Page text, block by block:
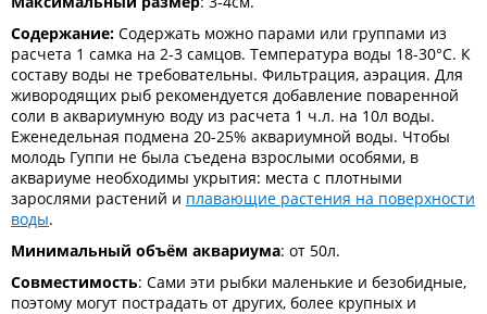
Содержание: Содержать можно парами или группами из
расчета 1 самка на 2-3 самцов. Температура воды 18-30°С. К
составу воды не требовательны. Фильтрация, аэрация. Для
живородящих рыб рекомендуется добавление поваренной
соли в аквариумную воду из расчета 1 ч.л. на 10л воды.
Еженедельная подмена 20-25% аквариумной воды. Чтобы
молодь Гуппи не была съедена взрослыми особями, в
аквариуме необходимы укрытия: места с плотными
зарослями растений и плавающие растения на поверхности
воды.
Минимальный объём аквариума: от 50л.
Совместимость: Сами эти рыбки маленькие и безобидные,
поэтому могут пострадать от других, более крупных и